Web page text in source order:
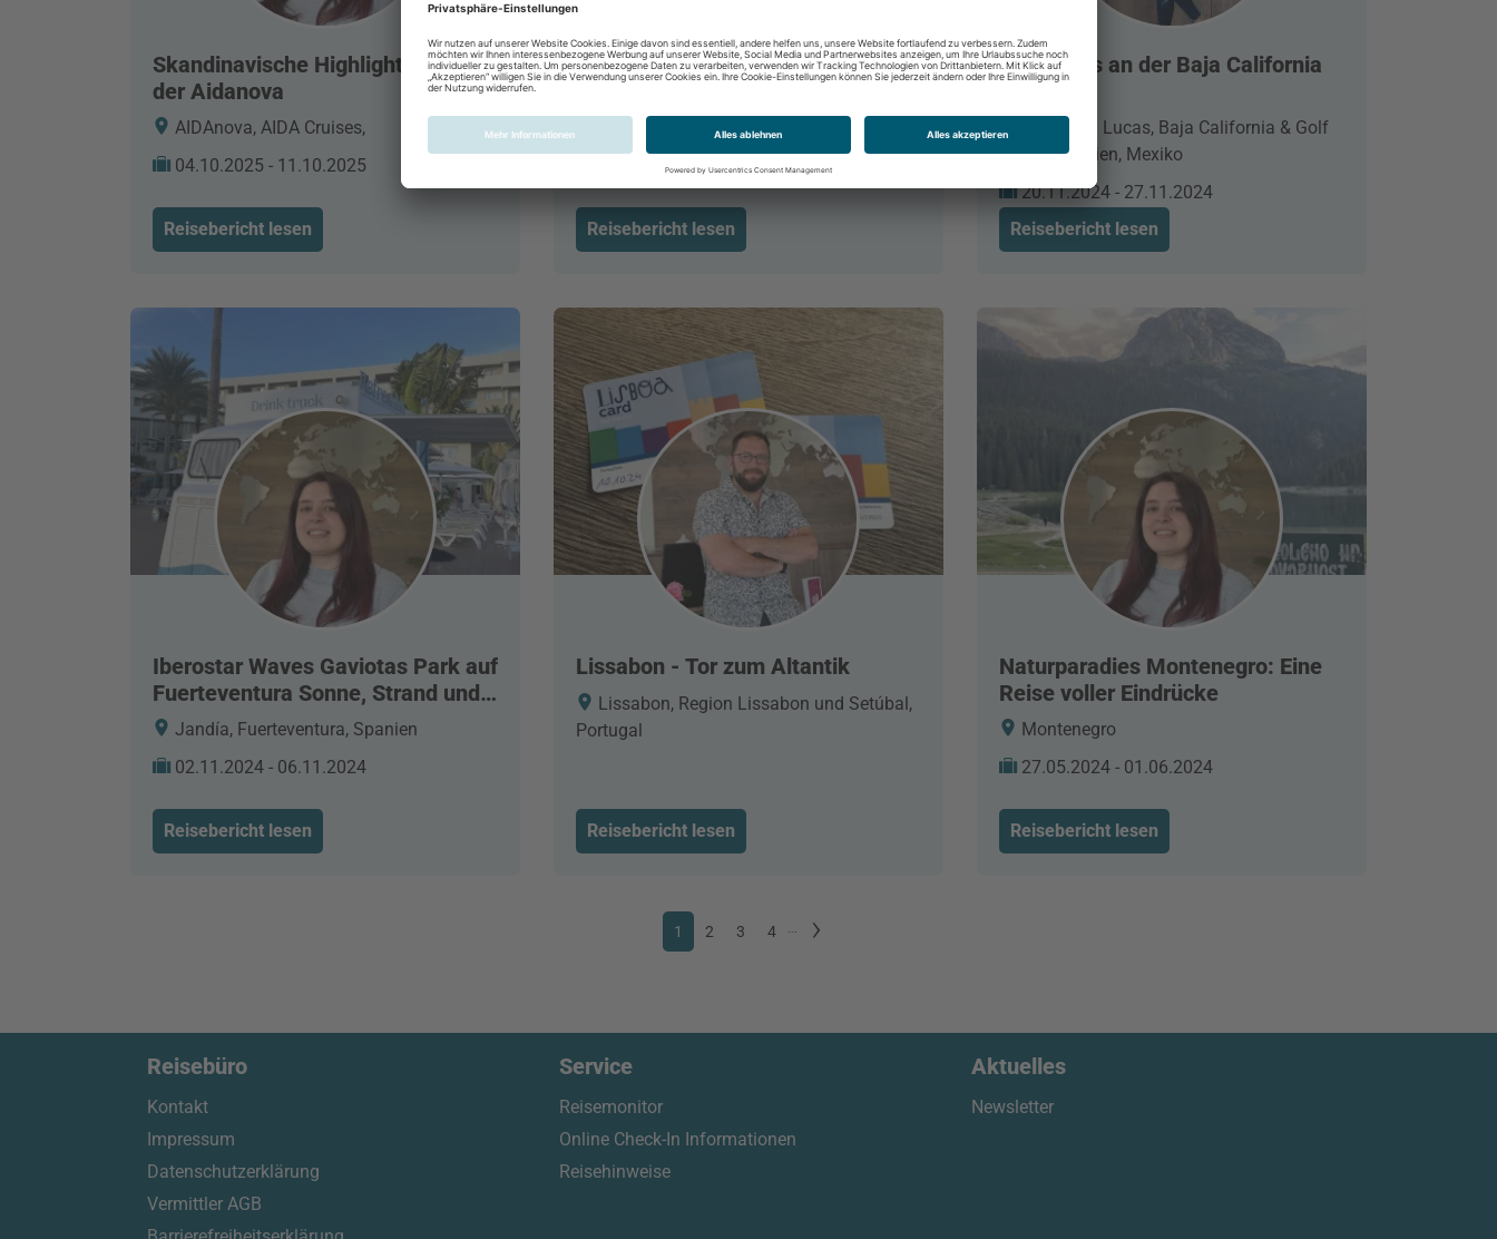
Skandinavische Highlights - mit
der Aidanova
AIDAnova, AIDA Cruises,
04.10.2025 - 11.10.2025
Reisebericht lesen
Ramen, Tempel, Großstadtflair:
Mein Japan-Abenteuer
Tokio, Tokio & Umgebung, Japan
07.04.2025 - 22.04.2025
Reisebericht lesen
Los Cabos an der Baja California
Cabo San Lucas, Baja California & Golf
von Kalifornien, Mexiko
20.11.2024 - 27.11.2024
Reisebericht lesen
Iberostar Waves Gaviotas Park auf
Fuerteventura Sonne, Strand und
Familie
Jandía, Fuerteventura, Spanien
02.11.2024 - 06.11.2024
Reisebericht lesen
Lissabon - Tor zum Altantik
Lissabon, Region Lissabon und Setúbal,
Portugal
Reisebericht lesen
Naturparadies Montenegro: Eine
Reise voller Eindrücke
Montenegro
27.05.2024 - 01.06.2024
Reisebericht lesen
1 2 3 4
Reisebüro
Kontakt
Impressum
Datenschutzerklärung
Vermittler AGB
Service
Reisemonitor
Online Check-In Informationen
Reisehinweise
Aktuelles
Newsletter